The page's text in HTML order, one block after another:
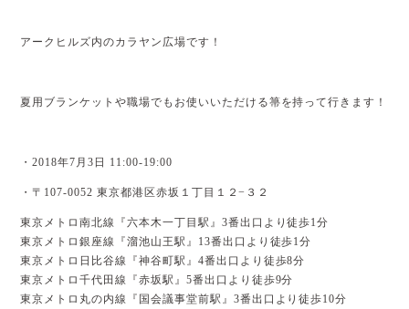
アークヒルズ内のカラヤン広場です！
夏用ブランケットや職場でもお使いいただける箒を持って行きます！
・2018年7月3日 11:00-19:00
・〒107-0052 東京都港区赤坂１丁目１２−３２
東京メトロ南北線『六本木一丁目駅』3番出口より徒歩1分
東京メトロ銀座線『溜池山王駅』13番出口より徒歩1分
東京メトロ日比谷線『神谷町駅』4番出口より徒歩8分
東京メトロ千代田線『赤坂駅』5番出口より徒歩9分
東京メトロ丸の内線『国会議事堂前駅』3番出口より徒歩10分